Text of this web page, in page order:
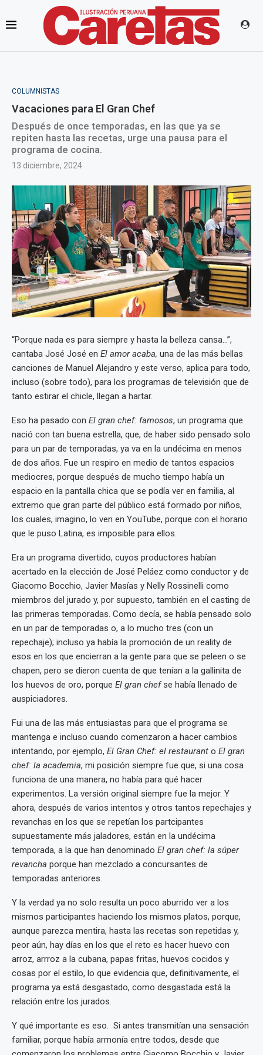
COLUMNISTAS
Vacaciones para El Gran Chef
Después de once temporadas, en las que ya se
repiten hasta las recetas, urge una pausa para el
programa de cocina.
13 diciembre, 2024
“Porque nada es para siempre y hasta la belleza cansa…”,
cantaba José José en El amor acaba, una de las más bellas
canciones de Manuel Alejandro y este verso, aplica para todo,
incluso (sobre todo), para los programas de televisión que de
tanto estirar el chicle, llegan a hartar.
Eso ha pasado con El gran chef: famosos, un programa que
nació con tan buena estrella, que, de haber sido pensado solo
para un par de temporadas, ya va en la undécima en menos
de dos años. Fue un respiro en medio de tantos espacios
mediocres, porque después de mucho tiempo había un
espacio en la pantalla chica que se podía ver en familia, al
extremo que gran parte del público está formado por niños,
los cuales, imagino, lo ven en YouTube, porque con el horario
que le puso Latina, es imposible para ellos.
Era un programa divertido, cuyos productores habían
acertado en la elección de José Peláez como conductor y de
Giacomo Bocchio, Javier Masías y Nelly Rossinelli como
miembros del jurado y, por supuesto, también en el casting de
las primeras temporadas. Como decía, se había pensado solo
en un par de temporadas o, a lo mucho tres (con un
repechaje); incluso ya había la promoción de un reality de
esos en los que encierran a la gente para que se peleen o se
chapen, pero se dieron cuenta de que tenían a la gallinita de
los huevos de oro, porque El gran chefse había llenado de
auspiciadores.
Fui una de las más entusiastas para que el programa se
mantenga e incluso cuando comenzaron a hacer cambios
intentando, por ejemplo, El Gran Chef: el restaurant o El gran
chef: la academia, mi posición siempre fue que, si una cosa
funciona de una manera, no había para qué hacer
experimentos. La versión original siempre fue la mejor. Y
ahora, después de varios intentos y otros tantos repechajes y
revanchas en los que se repetían los partcipantes
supuestamente más jaladores, están en la undécima
temporada, a la que han denominado El gran chef: la súper
revancha porque han mezclado a concursantes de
temporadas anteriores.
Y la verdad ya no solo resulta un poco aburrido ver a los
mismos participantes haciendo los mismos platos, porque,
aunque parezca mentira, hasta las recetas son repetidas y,
peor aún, hay días en los que el reto es hacer huevo con
arroz, arrroz a la cubana, papas fritas, huevos cocidos y
cosas por el estilo, lo que evidencia que, definitivamente, el
programa ya está desgastado, como desgastada está la
relación entre los jurados.
Y qué importante es eso. Si antes transmitían una sensación
familiar, porque había armonía entre todos, desde que